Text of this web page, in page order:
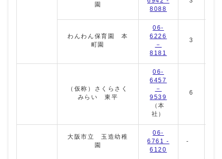
園
8088
わんわん保育園 本
町園
06-
6226
－
8181
3
（仮称）さくらさく
みらい 東平
06-
6457
－
9539
（本
社）
6
大阪市立 玉造幼稚
園
06-
6761 -
6120
-